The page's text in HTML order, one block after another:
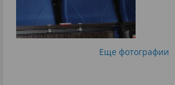
Еще фотографии